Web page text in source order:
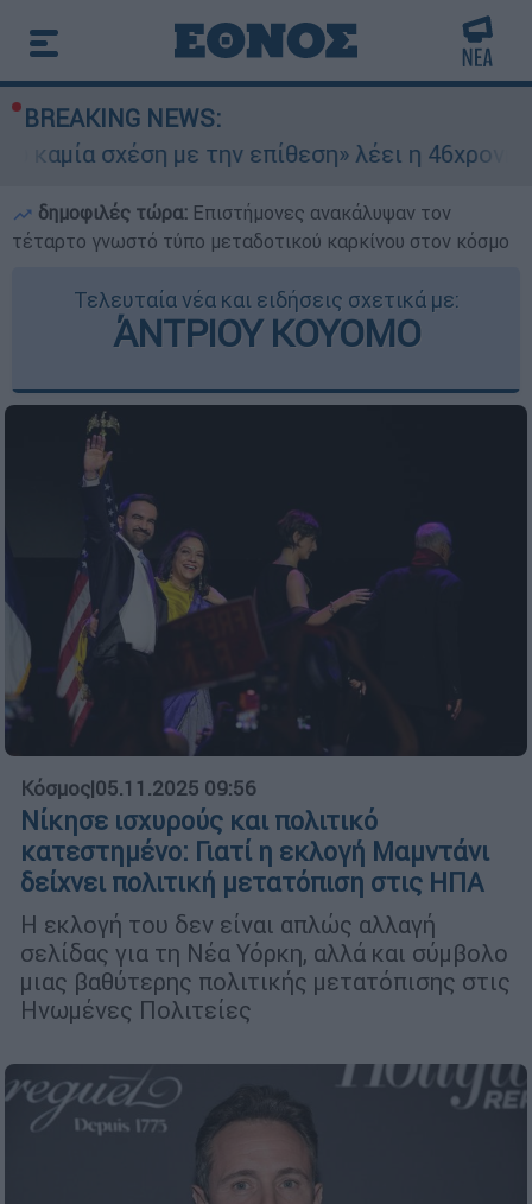
BREAKING NEWS:
με την επίθεση» λέει η 46χρονη - Τι
δημοφιλές τώρα: Επιστήμονες ανακάλυψαν τον
τέταρτο γνωστό τύπο μεταδοτικού καρκίνου στον κόσμο
Τελευταία νέα και ειδήσεις σχετικά με:
ΆΝΤΡΙΟΥ ΚΟΥΟΜΟ
Κόσμος|05.11.2025 09:56
Νίκησε ισχυρούς και πολιτικό
κατεστημένο: Γιατί η εκλογή Μαμντάνι
δείχνει πολιτική μετατόπιση στις ΗΠΑ
Η εκλογή του δεν είναι απλώς αλλαγή
σελίδας για τη Νέα Υόρκη, αλλά και σύμβολο
μιας βαθύτερης πολιτικής μετατόπισης στις
Ηνωμένες Πολιτείες